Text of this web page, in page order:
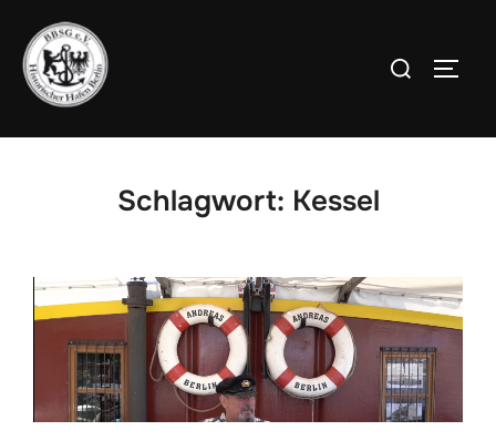
Inhalt
springen
Suchen
Schlagwort: Kessel